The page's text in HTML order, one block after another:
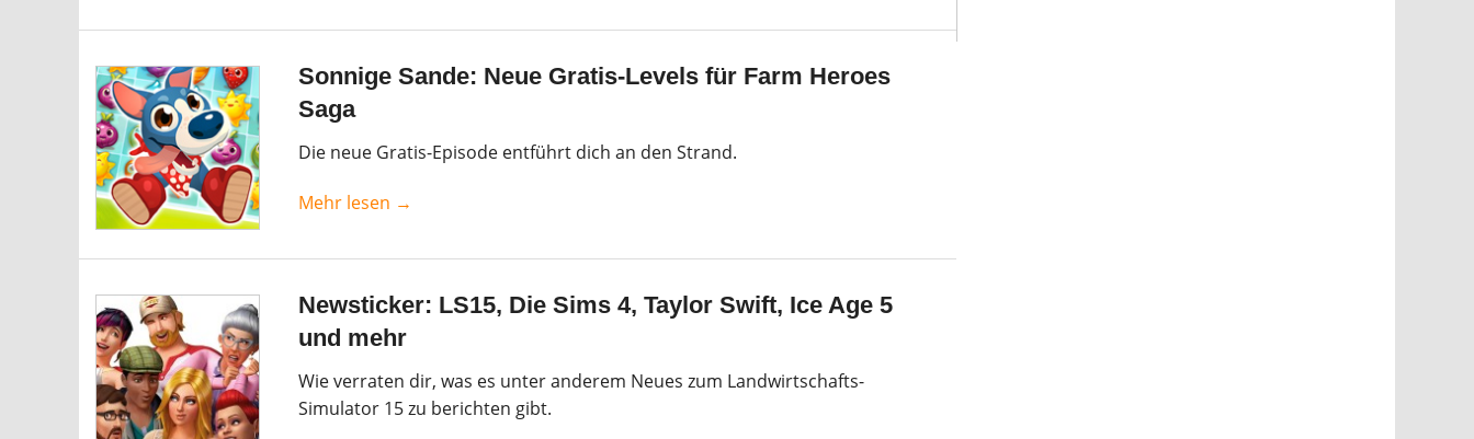
Sonnige Sande: Neue Gratis-Levels für Farm Heroes
Saga
Die neue Gratis-Episode entführt dich an den Strand.
Mehr lesen →
Newsticker: LS15, Die Sims 4, Taylor Swift, Ice Age 5
und mehr
Wie verraten dir, was es unter anderem Neues zum Landwirtschafts-
Simulator 15 zu berichten gibt.